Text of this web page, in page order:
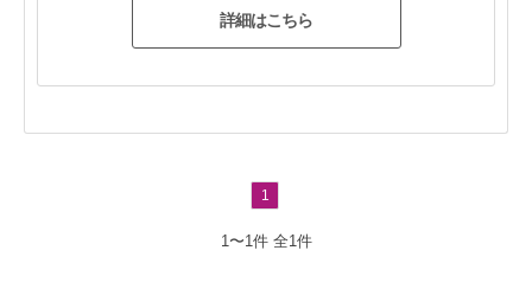
詳細はこちら
1
1〜1件全1件